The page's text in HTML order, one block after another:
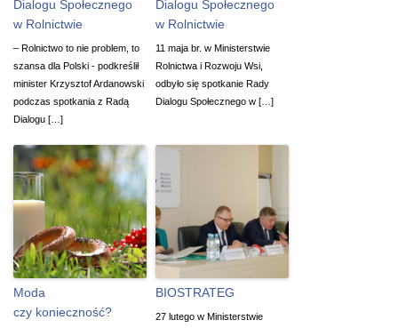
Dialogu Społecznego
w Rolnictwie
– Rolnictwo to nie problem, to
szansa dla Polski - podkreślił
minister Krzysztof Ardanowski
podczas spotkania z Radą
Dialogu […]
Dialogu Społecznego
w Rolnictwie
11 maja br. w Ministerstwie
Rolnictwa i Rozwoju Wsi,
odbyło się spotkanie Rady
Dialogu Społecznego w […]
Moda
czy konieczność?
BIOSTRATEG
27 lutego w Ministerstwie